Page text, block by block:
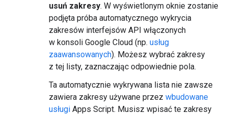
usuń zakresy. W wyświetlonym oknie zostanie
podjęta próba automatycznego wykrycia
zakresów interfejsów API włączonych
w konsoli Google Cloud (np. usług
zaawansowanych). Możesz wybrać zakresy
z tej listy, zaznaczając odpowiednie pola.
Ta automatycznie wykrywana lista nie zawsze
zawiera zakresy używane przez wbudowane
usługi Apps Script. Musisz wpisać te zakresy